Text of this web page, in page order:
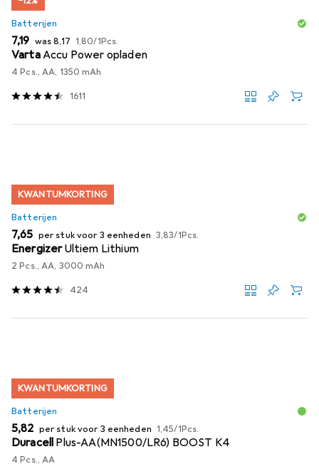
Batterijen
EUR
7,19 wasEUR
8,17 EUR
1,80/1Pcs.
VartaAccu Power opladen
4 Pcs., AA, 1350 mAh
1611
KWANTUMKORTING
Batterijen
EUR
7,65 per stuk voor 3 eenheden EUR
3,83/1Pcs.
EnergizerUltiem Lithium
2 Pcs., AA, 3000 mAh
424
KWANTUMKORTING
Batterijen
EUR
5,82 per stuk voor 3 eenheden EUR
1,45/1Pcs.
Duracell Plus-AA(MN1500/LR6) BOOST K4
4 Pcs., AA